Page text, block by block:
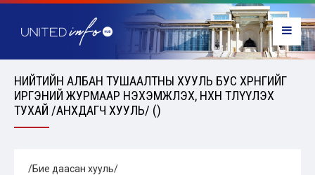
НИЙТИЙН АЛБАН ТУШААЛТНЫ ХУУЛЬ БУС ХӨРӨНГИЙГ
ИРГЭНИЙ ЖУРМААР НЭХЭМЖЛЭХ, НӨХӨН ТӨЛҮҮЛЭХ
ТУХАЙ /АНХДАГЧ ХУУЛЬ/ ()
/Бие даасан хууль/